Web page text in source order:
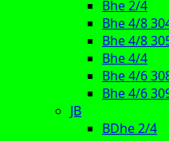
Bhe 2/4
Bhe 4/8
Bhe 4/8
Bhe 4/4
Bhe 4/6
Bhe 4/6
JB
BDhe 2/4